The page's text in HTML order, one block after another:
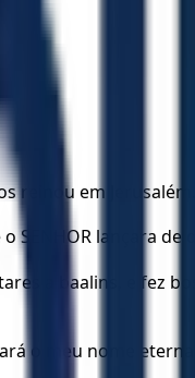
reinou em Jerusalém.
SENHOR lançara
a baalins, e fez
o meu nome